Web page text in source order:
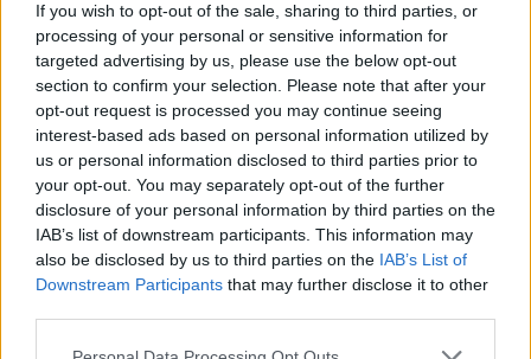
If you wish to opt-out of the sale, sharing to third parties, or
processing of your personal or sensitive information for
targeted advertising by us, please use the below opt-out
section to confirm your selection. Please note that after your
opt-out request is processed you may continue seeing
interest-based ads based on personal information utilized by
us or personal information disclosed to third parties prior to
your opt-out. You may separately opt-out of the further
disclosure of your personal information by third parties on the
IAB’s list of downstream participants. This information may
also be disclosed by us to third parties on the IAB’s List of
Downstream Participants that may further disclose it to other
Please note that this website/app uses one or more Google
χέρια μας καλά πριν και μετά το χειρισμό ωμών
οστρακοειδών και β) διατηρούμε τις επιφάνειες
κοπής και τα οικιακά σκεύη καθαρά.
Αποφεύγουμε τη διασταυρούμενη επιμόλυνση:
διατηρούμε τα ωμά οστρακοειδή μακριά από τα
φρέσκα φρούτα, λαχανικά και άλλα τρόφιμα
που καταναλώνονται ωμά ή είναι έτοιμα προς
κατανάλωση.
Αποθηκεύουμε τα θαλασσινά/οστρακοειδή με